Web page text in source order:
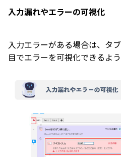
入力漏れやエラーの可視化
入力エラーがある場合は、タ
目でエラーを可視化できるよ